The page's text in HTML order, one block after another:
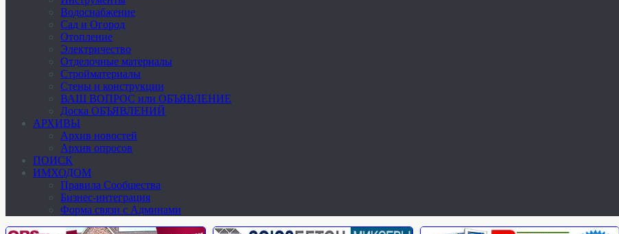
Водоснабжение
Сад и Огород
Отопление
Электричество
Отделочные материалы
Стройматериалы
Стены и конструкции
ВАШ ВОПРОС или ОБЪЯВЛЕНИЕ
Доска ОБЪЯВЛЕНИЙ
АРХИВЫ
Архив новостей
Архив опросов
ПОИСК
ИМХОДОМ
Правила Сообщества
Бизнес-интеграция
Форма связи с Админами